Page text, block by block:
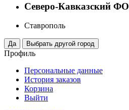
Северо-Кавказский ФО
Ставрополь
Профиль
Персональные данные
История заказов
Корзина
Выйти